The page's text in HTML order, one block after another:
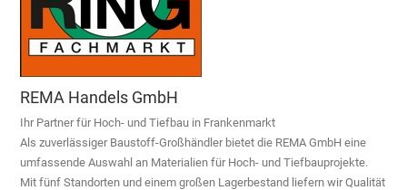
REMA Handels GmbH
Ihr Partner für Hoch- und Tiefbau in Frankenmarkt
Als zuverlässiger Baustoff-Großhändler bietet die REMA GmbH eine
umfassende Auswahl an Materialien für Hoch- und Tiefbauprojekte.
Mit fünf Standorten und einem großen Lagerbestand liefern wir Qualität